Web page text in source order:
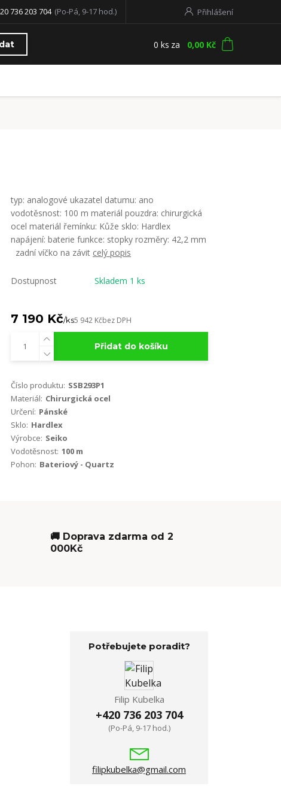
Přihlášení
736 203 704 (Po-Pá, 9-17 hod.)
0 ks za 0,00 Kč
typ: analogové ukazatel datumu: ano
vodotěsnost: 100 m materiál pouzdra: chirurgická
ocel materiál řemínku: Kůže sklo: Hardlex
napájení: baterie funkce: stopky rozměry: 42,2 mm
zadní víčko na závit celý popis
Dostupnost Skladem 1 ks
7 190 Kč/ks5 942 Kčbez DPH
Přidat do košíku
Číslo produktu: SSB293P1
Materiál: Chirurgická ocel
Určení: Pánské
Sklo: Hardlex
Výrobce: Seiko
Vodotěsnost: 100 m
Pohon: Bateriový - Quartz
🚚 Doprava zdarma od 2
000Kč
Potřebujete poradit?
Filip Kubelka
+420 736 203 704
(Po-Pá, 9-17 hod.)
filipkubelka@gmail.com